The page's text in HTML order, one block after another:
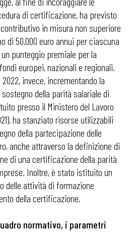
di certificazione, ha previsto
in misura non superiore
di 50.000 euro annui per ciascuna
punteggio premiale per la
europei, nazionali e regionali.
invece, incrementando la
della parità salariale di
presso il Ministero del Lavoro
ha stanziato risorse utilizzabili
della partecipazione delle
anche attraverso la definizione di
di una certificazione della parità
Inoltre, è stato istituito un
delle attività di formazione
della certificazione.
normativo, i parametri